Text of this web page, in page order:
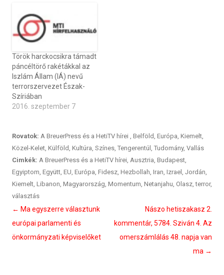
Török harckocsikra támadt
páncéltörő rakétákkal az
Iszlám Állam (IÁ) nevű
terrorszervezet Észak-
Szíriában
2016. szeptember 7
Rovatok: A BreuerPress és a HetiTV hírei Belföld Európa Kiemelt
Közel-Kelet Külföld Kultúra Színes Tengerentúl Tudomány, Vallás
Cimkék: A BreuerPress és a HetiTV hírei Ausztria Budapest
Egyiptom Együtt EU Európa Fidesz Hezbollah Iran Izrael Jordán
Kiemelt Libanon Magyarország Momentum Netanjahu Olasz ,terror,
választás
Bejegyzés
navigáció
← Ma egyszerre választunk
európai parlamenti és
önkormányzati képviselőket
Nászo hetiszakasz 2.
kommentár, 5784. Sziván 4. Az
omerszámlálás 48. napja van
ma →